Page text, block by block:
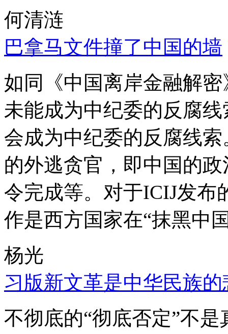
何清涟
巴拿马文件撞了中国的墙
如同《中国离岸金融解
未能成为中纪委的反腐
会成为中纪委的反腐线
的外逃贪官，即中国的
令完成等。对于ICIJ发布
作是西方国家在“抹黑中
杨光
习版新文革是中华民族的
不彻底的“彻底否定”不